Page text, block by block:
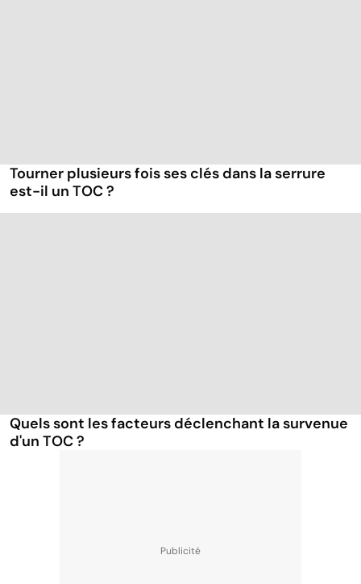
Tourner plusieurs fois ses clés dans la serrure
est-il un TOC ?
Quels sont les facteurs déclenchant la survenue
d'un TOC ?